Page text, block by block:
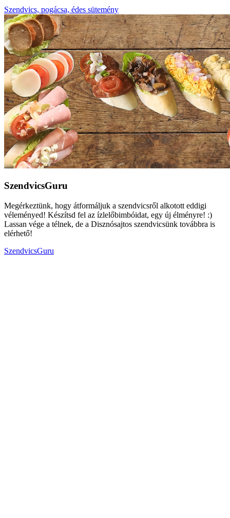
Szendvics, pogácsa, édes sütemény
SzendvicsGuru
Megérkeztünk, hogy átformáljuk a szendvicsről alkotott eddigi
véleményed! Készítsd fel az ízlelőbimbóidat, egy új élményre! :)
Lassan vége a télnek, de a Disznósajtos szendvicsünk továbbra is
elérhető!
SzendvicsGuru